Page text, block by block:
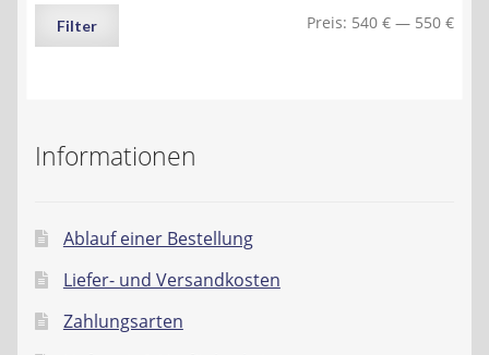
Min.
Max.
Filter Preis: 540 € — 550 €
Informationen
Ablauf einer Bestellung
Liefer- und Versandkosten
Zahlungsarten